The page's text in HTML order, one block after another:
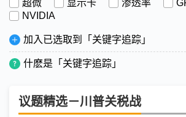
超微 显示卡 渗透率
NVIDIA
加入已选取到「关键字追踪」
什麽是「关键字追踪」
议题精选－川普关税战